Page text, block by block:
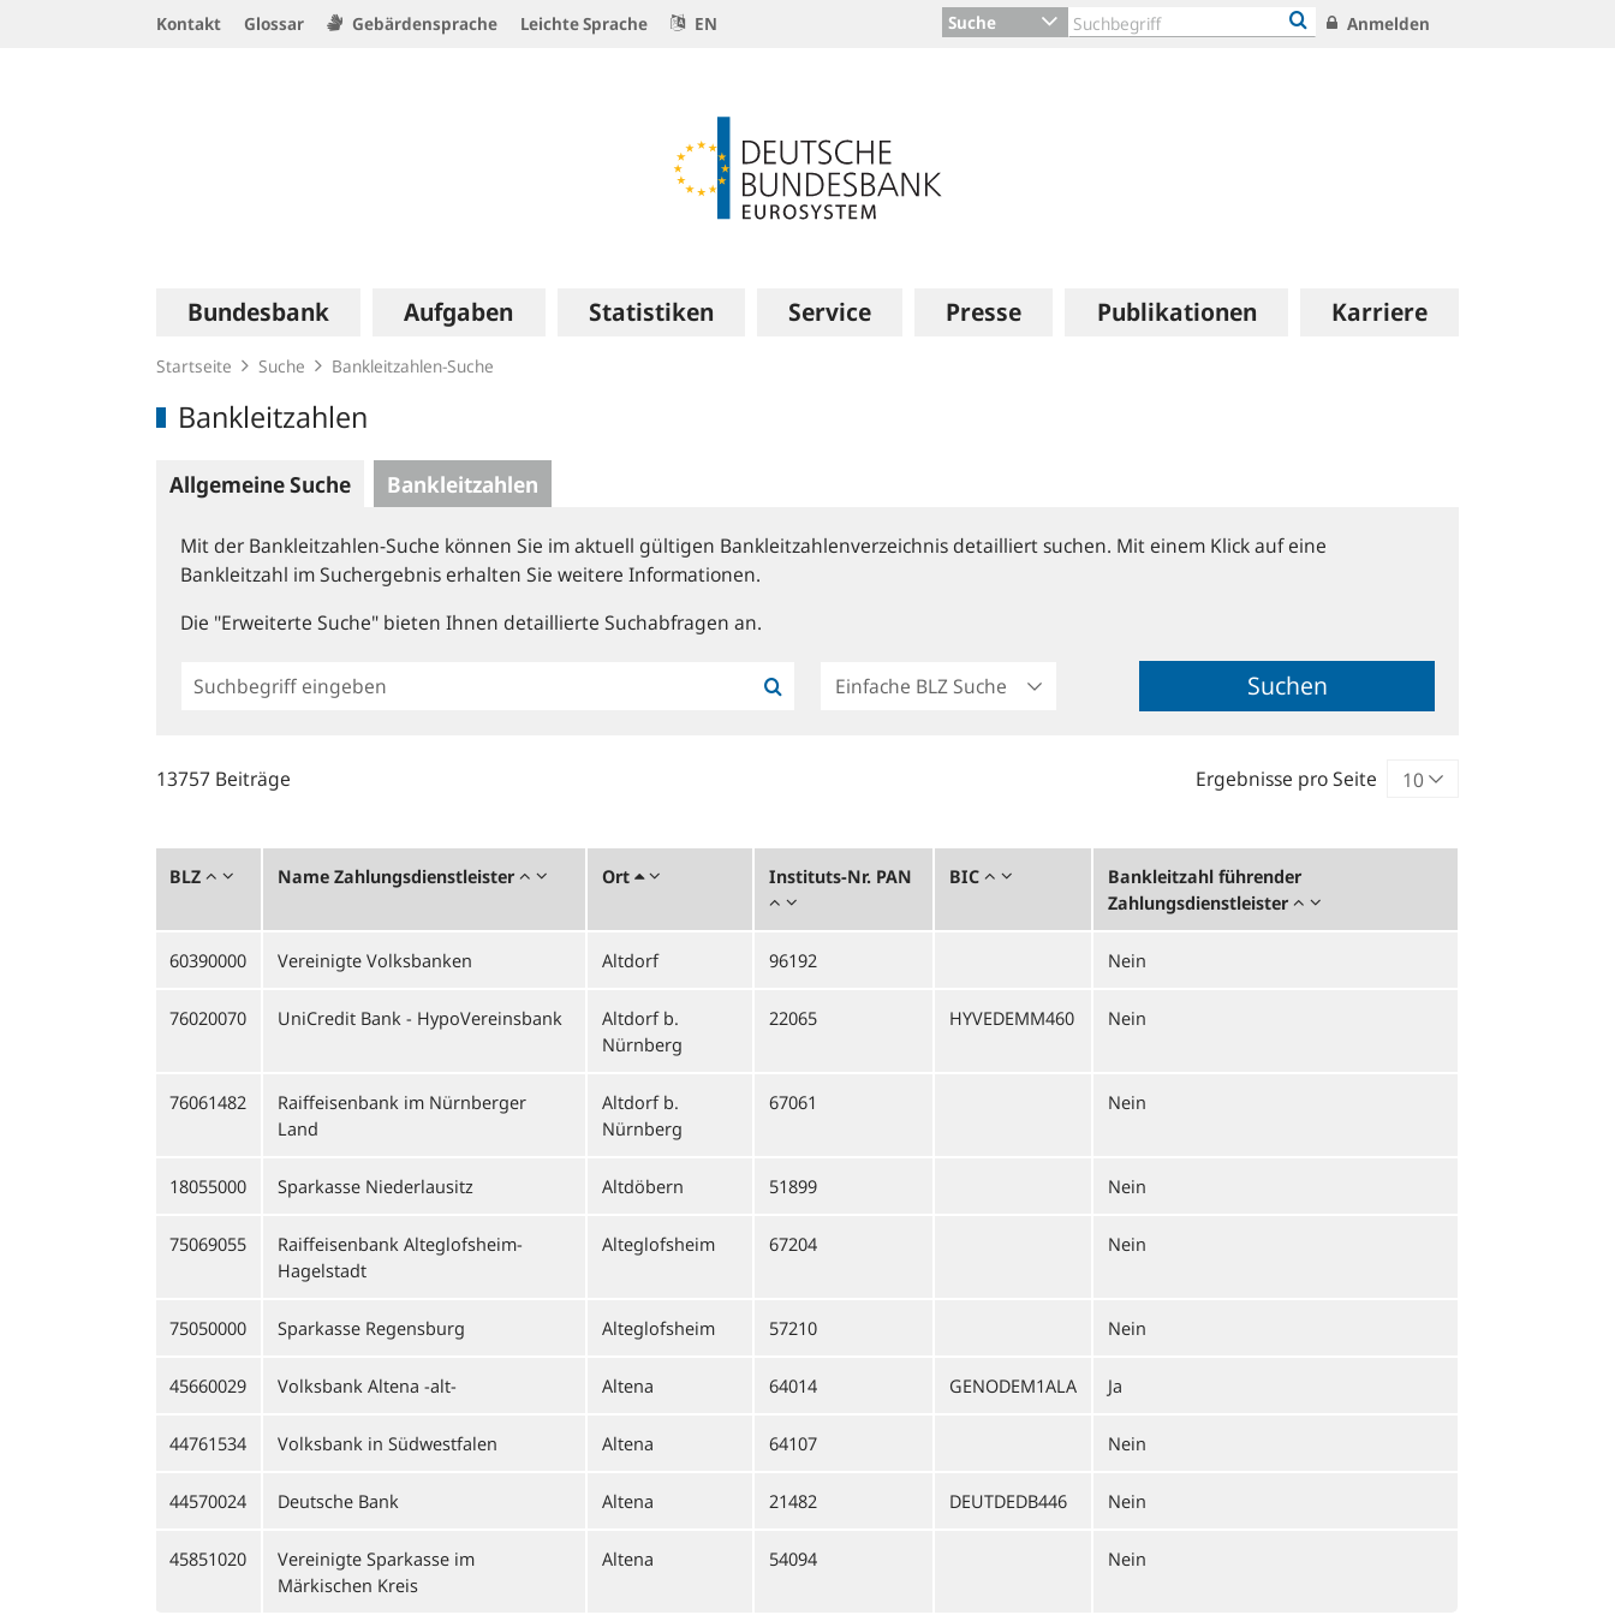
Kontakt Glossar Gebärdensprache Leichte Sprache EN Suche Anmelden
Hauptnavigation
Bundesbank Aufgaben Statistiken Service Presse Publikationen Karriere
Startseite Suche Bankleitzahlen-Suche
Bankleitzahlen
Allgemeine Suche Bankleitzahlen
Mit der Bankleitzahlen-Suche können Sie im aktuell gültigen Bankleitzahlenverzeichnis detailliert suchen. Mit einem Klick auf eine
Bankleitzahl im Suchergebnis erhalten Sie weitere Informationen.
Die "Erweiterte Suche" bieten Ihnen detaillierte Suchabfragen an.
Einfache
Suche
Suchen
13757 Beiträge Ergebnisse pro Seite
BLZ Name Zahlungsdienstleister Ort Instituts-Nr. PAN BIC
Bankleitzahl führender
Zahlungsdienstleister
60390000 Vereinigte Volksbanken Altdorf 96192 Nein
76020070 UniCredit Bank - HypoVereinsbank
Altdorf b.
Nürnberg
22065 HYVEDEMM460 Nein
76061482
Raiffeisenbank im Nürnberger
Land
Altdorf b.
Nürnberg
67061 Nein
18055000 Sparkasse Niederlausitz Altdöbern 51899 Nein
75069055
Raiffeisenbank Alteglofsheim-
Hagelstadt
Alteglofsheim 67204 Nein
75050000 Sparkasse Regensburg Alteglofsheim 57210 Nein
45660029 Volksbank Altena -alt- Altena 64014 GENODEM1ALA Ja
44761534 Volksbank in Südwestfalen Altena 64107 Nein
44570024 Deutsche Bank Altena 21482 DEUTDEDB446 Nein
45851020
Vereinigte Sparkasse im
Märkischen Kreis
Altena 54094 Nein